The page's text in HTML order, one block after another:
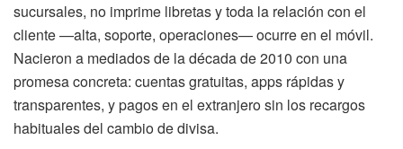
sucursales, no imprime libretas y toda la relación con el
cliente —alta, soporte, operaciones— ocurre en el móvil.
Nacieron a mediados de la década de 2010 con una
promesa concreta: cuentas gratuitas, apps rápidas y
transparentes, y pagos en el extranjero sin los recargos
habituales del cambio de divisa.